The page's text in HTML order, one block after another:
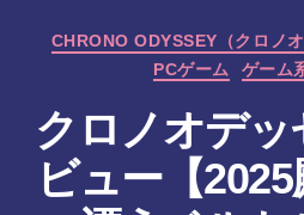
カ
テ
リ
ー
CHRONO ODYSSEY（クロノオ
PCゲーム
ゲーム
クロノオデッ
ビュー【2025